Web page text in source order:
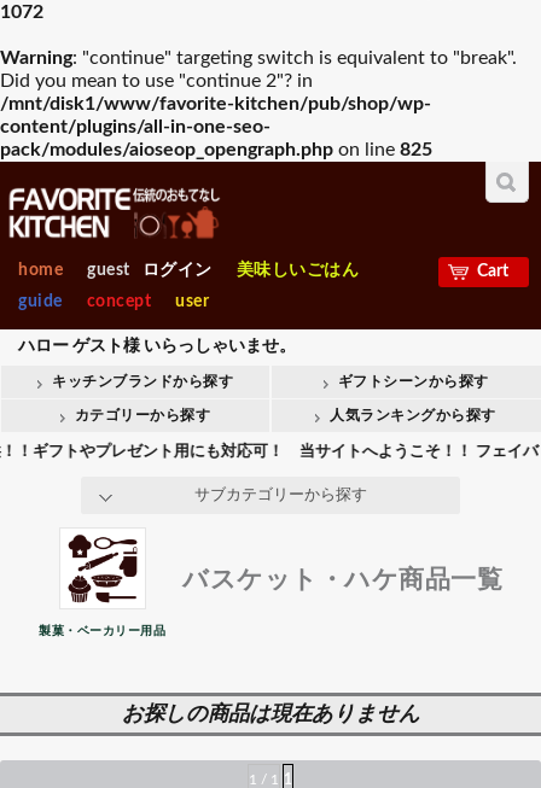
1072
Warning: "continue" targeting switch is equivalent to "break".
Did you mean to use "continue 2"? in
/mnt/disk1/www/favorite-kitchen/pub/shop/wp-
content/plugins/all-in-one-seo-
pack/modules/aioseop_opengraph.php on line 825
home guest ログイン
美味しいごはん
guide
concept user
ハロー ゲスト様いらっしゃいませ。
Cart
キッチンブランドから探す ギフトシーンから探す
カテゴリーから探す 人気ランキングから探す
ギフトやプレゼント用にも対応可！ 当サイトへようこそ！！ フェイ
VETRI DELLE VENEZIE
Chelf＆Sommelier Libbey
Bormioli Luigi
all brands
賀寿祝おすすめギフト
お見舞いおすすめギフト 新築内祝おすすめギフト
出産【内祝い】おすすめギ
入園・入学【内祝】おすす
めギフト
フト
容器類
製菓・ベ-カ-リー
整理＆店舗用品 ギフト
フライパン・鍋人
気ランキング
気ランニング
製菓・ベ-カリ-用品
整理＆店舗用品人
気ランキング
ンキング
サブカテゴリーから探す
シフォン型
マフィンマドレーヌ型
タルト型・リング・パイ皿
クッキー型
バスケット・ハケ
ケーキ用スパチュラ
その他-ベーカリー用品
製菓・ベーカリー用品
バスケット・ハケ商品一覧
お探しの商品は現在ありません
1 / 1 1